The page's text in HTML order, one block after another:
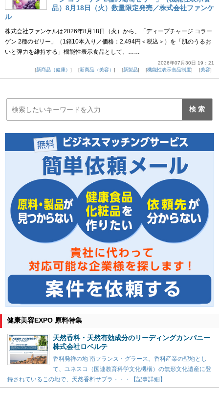
品）8月18日（火）数量限定発売／株式会社ファンケ
ル
株式会社ファンケルは2026年8月18日（火）から、「ディープチャージ コラー
ゲン 2種のゼリー」（1箱10本入り／価格：2,494円＜税込＞）を「肌のうるお
いと弾力を維持する」機能性表示食品として、……
2026年07月30日 19：21
新商品（健康）
新商品（美容） 新製品 機能性表示食品制度 美容
健康美容EXPO 原料特集
天然香料・天然有効成分のリーディングカンパニー
株式会社ロベルテ
香料発祥の地 南フランス・グラース。香料産業の聖地とし
て、ユネスコ（国連教育科学文化機構）の無形文化遺産に登
録されているこの地で、天然香料サプラ・・・【記事詳細】